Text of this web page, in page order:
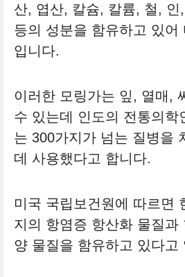
산, 엽산, 칼슘, 칼륨, 철, 인
등의 성분을 함유하고 있어
입니다.
이러한 모링가는 잎, 열매,
수 있는데 인도의 전통의학
는 300가지가 넘는 질병을
데 사용했다고 합니다.
미국 국립보건원에 따르면
지의 항염증 항산화 물질과
양 물질을 함유하고 있다고